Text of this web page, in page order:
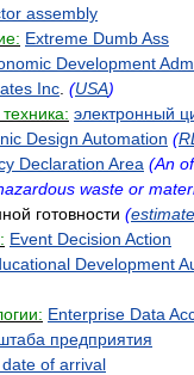
assembly
Extreme Dumb Ass
Development
Inc (USA)
электронный
Design Automation (RL
Declaration Area (An
waste or
готовности (
Event Decision Action
Development
Enterprise Data
предприятия
of arrival